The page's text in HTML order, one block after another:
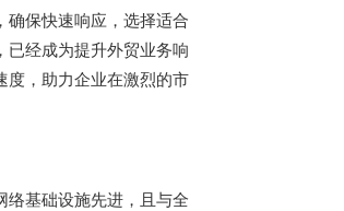
保快速响应，选择适合
已经成为提升外贸业务响
度，助力企业在激烈的市
络基础设施先进，且与全